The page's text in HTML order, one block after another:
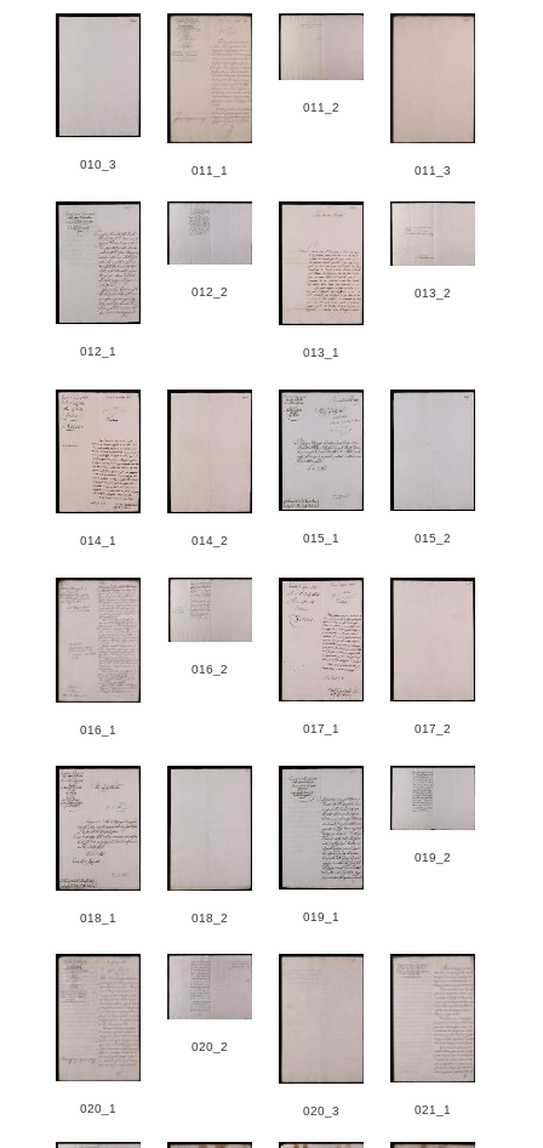
010_3 011_1
011_2
011_3
012_1
012_2
013_1
013_2
014_1 014_2 015_1 015_2
016_1
016_2
017_1 017_2
018_1 018_2 019_1
019_2
020_1
020_2
020_3 021_1